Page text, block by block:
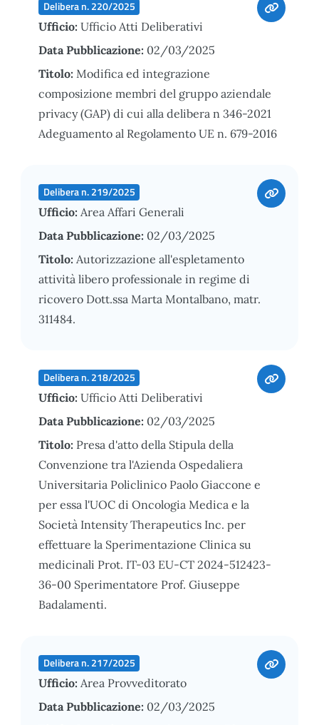
Delibera n. 220/2025
Ufficio: Ufficio Atti Deliberativi
Data Pubblicazione: 02/03/2025
Titolo: Modifica ed integrazione
composizione membri del gruppo aziendale
privacy (GAP) di cui alla delibera n 346-2021
Adeguamento al Regolamento UE n. 679-2016
Delibera n. 219/2025
Ufficio: Area Affari Generali
Data Pubblicazione: 02/03/2025
Titolo: Autorizzazione all'espletamento
attività libero professionale in regime di
ricovero Dott.ssa Marta Montalbano, matr.
311484.
Delibera n. 218/2025
Ufficio: Ufficio Atti Deliberativi
Data Pubblicazione: 02/03/2025
Titolo: Presa d'atto della Stipula della
Convenzione tra l'Azienda Ospedaliera
Universitaria Policlinico Paolo Giaccone e
per essa l'UOC di Oncologia Medica e la
Società Intensity Therapeutics Inc. per
effettuare la Sperimentazione Clinica su
medicinali Prot. IT-03 EU-CT 2024-512423-
36-00 Sperimentatore Prof. Giuseppe
Badalamenti.
Delibera n. 217/2025
Ufficio: Area Provveditorato
Data Pubblicazione: 02/03/2025